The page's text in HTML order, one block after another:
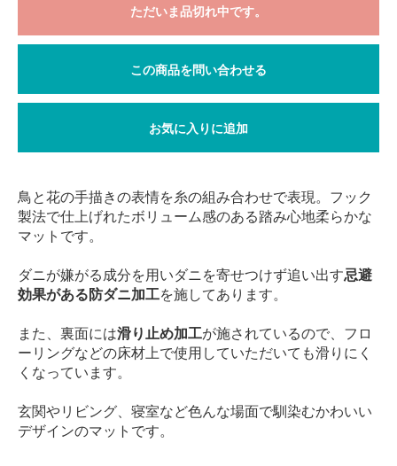
ただいま品切れ中です。
この商品を問い合わせる
お気に入りに追加
鳥と花の手描きの表情を糸の組み合わせで表現。フック
製法で仕上げれたボリューム感のある踏み心地柔らかな
マットです。
ダニが嫌がる成分を用いダニを寄せつけず追い出す忌避
効果がある防ダニ加工を施してあります。
また、裏面には滑り止め加工が施されているので、フロ
ーリングなどの床材上で使用していただいても滑りにく
くなっています。
玄関やリビング、寝室など色んな場面で馴染むかわいい
デザインのマットです。